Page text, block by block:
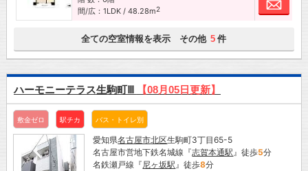
間/広：1LDK / 48.28m2
全ての空室情報を表示 その他 5 件
ハーモニーテラス生駒町Ⅲ 【08月05日更新】
敷金ゼロ 駅チカ バス・トイレ別
愛知県名古屋市北区生駒町3丁目65-5
名古屋市営地下鉄名城線『志賀本通駅』徒歩5分
名鉄瀬戸線『尼ヶ坂駅』徒歩8分